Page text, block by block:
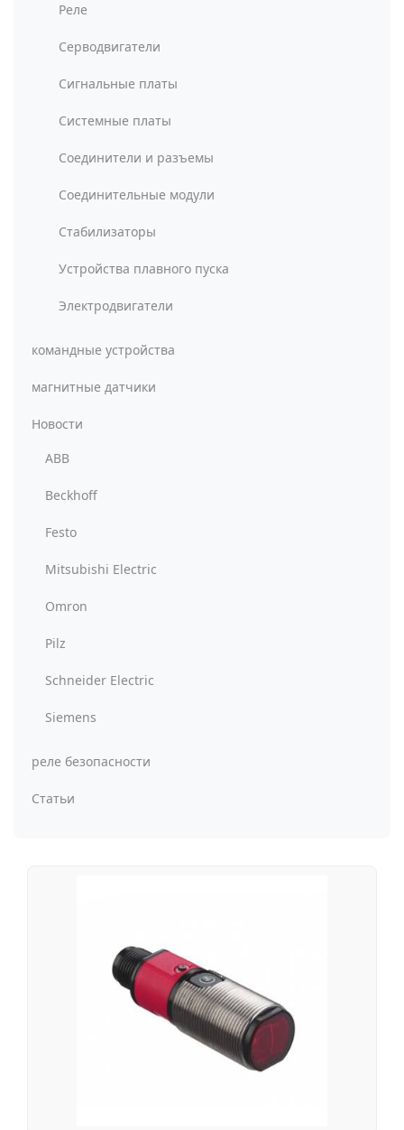
Реле
Серводвигатели
Сигнальные платы
Системные платы
Соединители и разъемы
Соединительные модули
Стабилизаторы
Устройства плавного пуска
Электродвигатели
командные устройства
магнитные датчики
Новости
ABB
Beckhoff
Festo
Mitsubishi Electric
Omron
Pilz
Schneider Electric
Siemens
реле безопасности
Статьи